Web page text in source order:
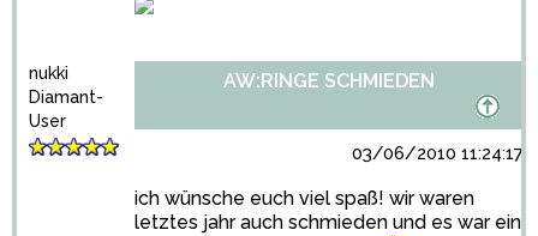
nukki
Diamant-
User
AW:RINGE SCHMIEDEN
03/06/2010 11:24:17
ich wünsche euch viel spaß! wir waren
letztes jahr auch schmieden und es war ein